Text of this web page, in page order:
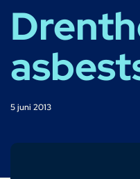
5 juni 2013